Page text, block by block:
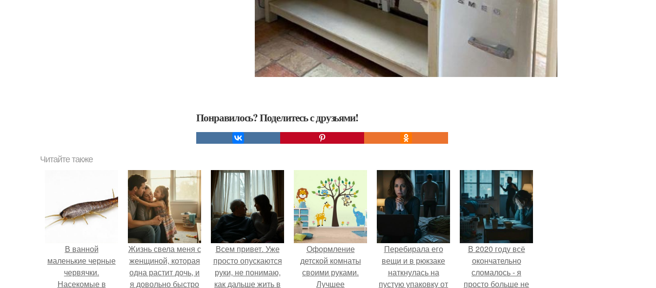
Понравилось? Поделитесь с друзьями!
Читайте также
В ванной
маленькие черные
червячки.
Насекомые в
Жизнь свела меня с
женщиной, которая
одна растит дочь, и
я довольно быстро
Всем привет. Уже
просто опускаются
руки, не понимаю,
как дальше жить в
Оформление
детской комнаты
своими руками.
Лучшее
Перебирала его
вещи и в рюкзаке
наткнулась на
пустую упаковку от
В 2020 году всё
окончательно
сломалось - я
просто больше не